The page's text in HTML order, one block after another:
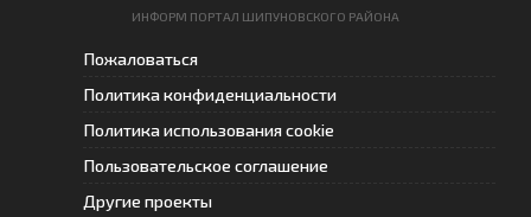
ИНФОРМ ПОРТАЛ ШИПУНОВСКОГО РАЙОНА
Пожаловаться
Политика конфиденциальности
Политика использования cookie
Пользовательское соглашение
Другие проекты